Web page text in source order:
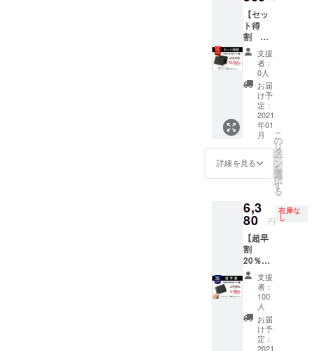
デザイ
ン、仕
様につ
きまし
ては予
告なく
変更に
なる場
合がご
ざいま
す。ご
了承く
ださ
い。
ナッパ
レザー
をお選
びくだ
さい。
・一般
販売予
定価格
15,960
→12,76
0円（税
込） ・
送料込
みの価
2021年
1月下旬
頃のお
届け予
定で
す。 ・
一部の
デザイ
ン、仕
様につ
きまし
ては予
告なく
【セッ
ト得
割
15％OF
F 先着
100名
様】
「Ideka
Bifold」
2個をお
届けし
ます。
2個それ
ぞれに
ついて
トップ
ンレ
ザー or
ナッパ
レザー
をお選
びくだ
さい。
・一般
販売予
定価格
15,960
→13,56
支援
者：
0人
お届
け予
定：
2021
年01
月
詳細を見る
こ
の
リ
タ
ー
ン
を
選
択
す
る
6,3
80 円
在庫な
し
【超早
割
20％OF
F 先着
100名
様】
「Ideka
Bifold」
1個をお
届けし
支援
者：
100
人
お届
け予
定：
2021